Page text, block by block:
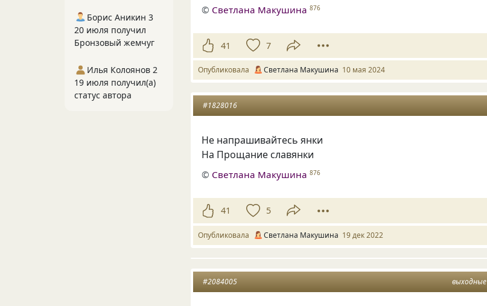
© Светлана Макушина 876
41 7
Опубликовала Светлана Макушина 10 мая 2024
#1828016
Не напрашивайтесь янки
На Прощание славянки
© Светлана Макушина 876
41 5
Опубликовала Светлана Макушина 19 дек 2022
выходные
#2084005
Борис Аникин 3
20 июля получил
Бронзовый жемчуг
Илья Колоянов 2
19 июля получил(а)
статус автора